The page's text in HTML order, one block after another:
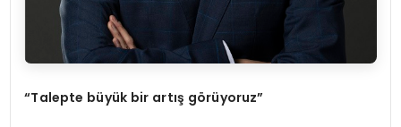
“Talepte büyük bir artış görüyoruz”